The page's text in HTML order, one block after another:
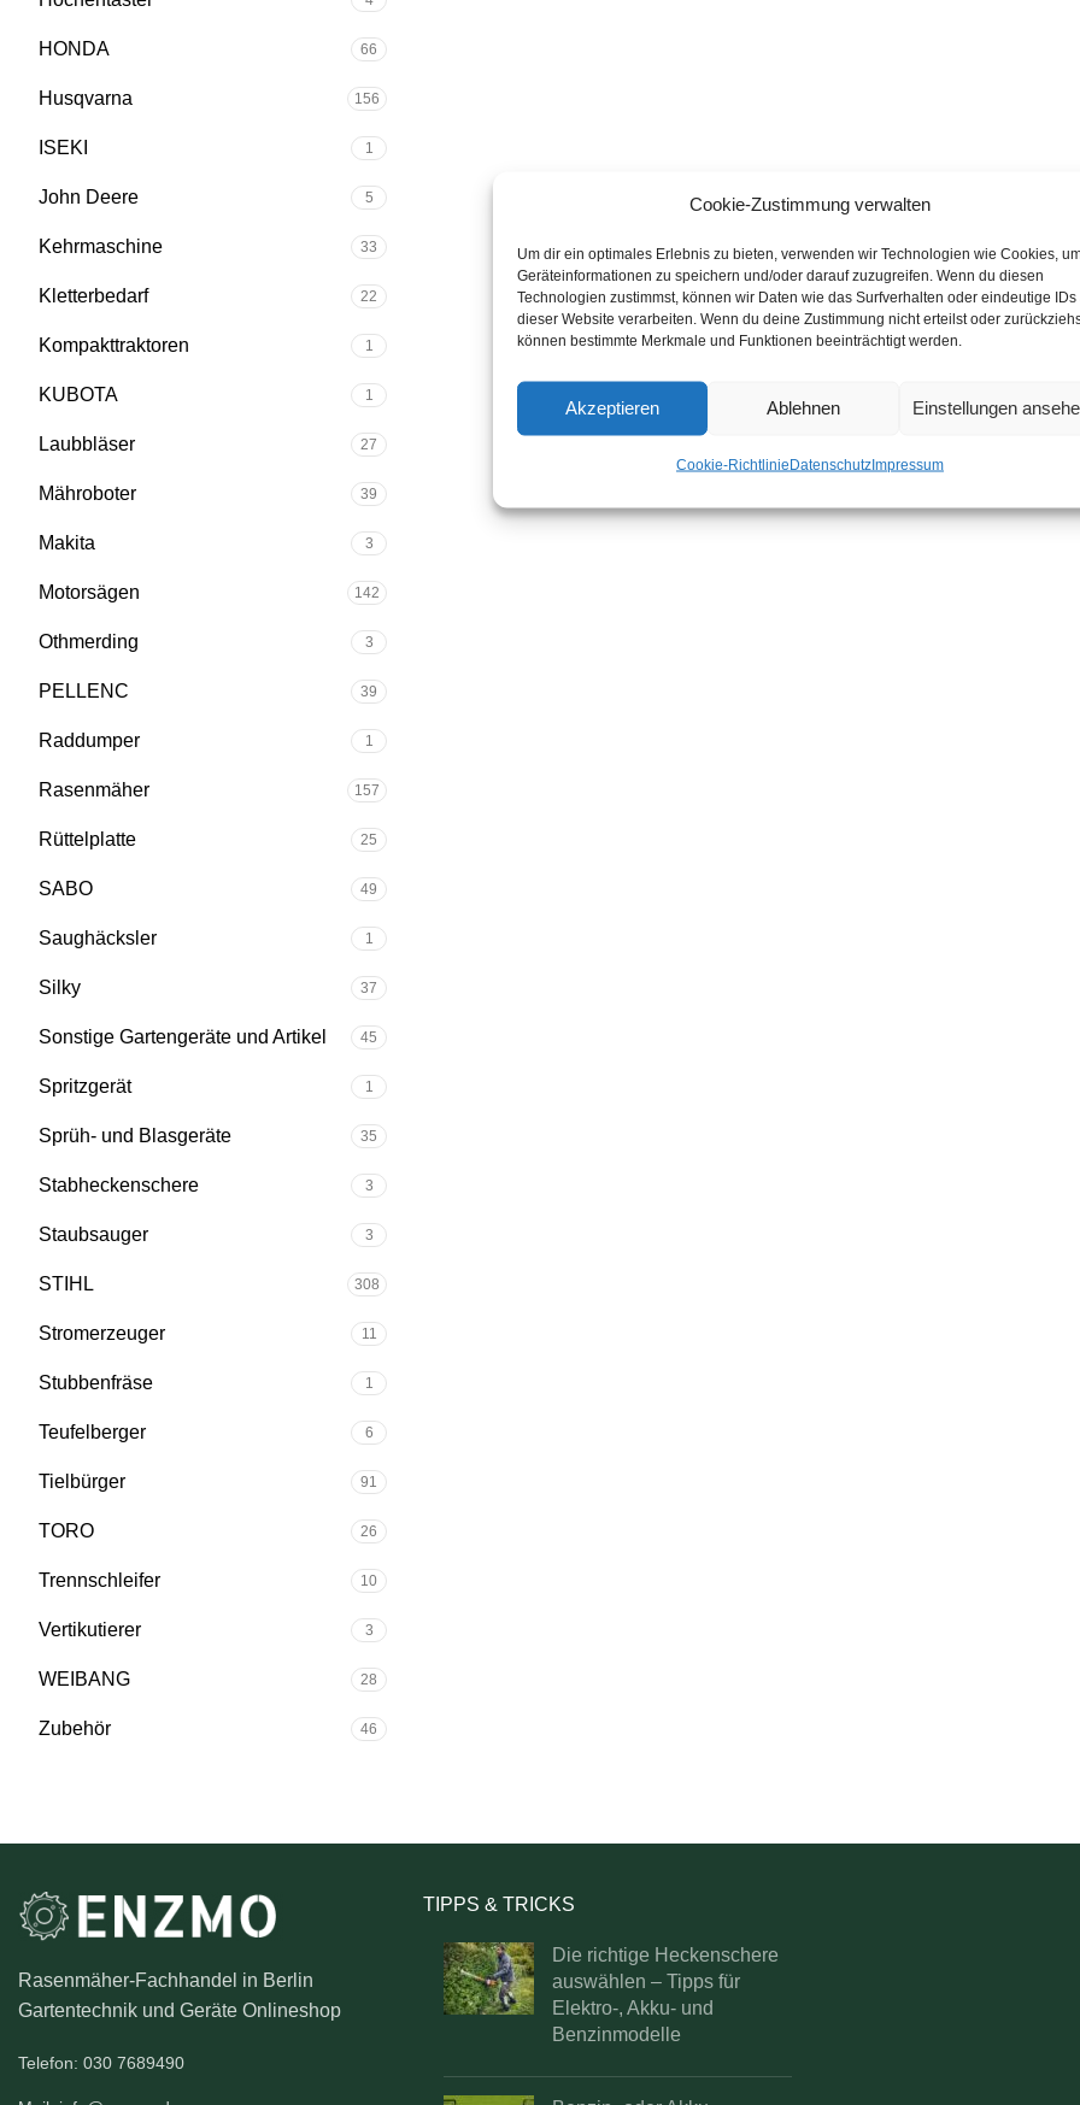
Cookie-Zustimmung verwalten
Um dir ein optimales Erlebnis zu bieten, verwenden wir Technologien wie Cookies,
Geräteinformationen zu speichern und/oder darauf zuzugreifen. Wenn du diesen
Technologien zustimmst, können wir Daten wie das Surfverhalten oder eindeutige IDs
dieser Website verarbeiten. Wenn du deine Zustimmung nicht erteilst oder
können bestimmte Merkmale und Funktionen beeinträchtigt werden.
Akzeptieren Ablehnen Einstellungen
Cookie-RichtlinieDatenschutzImpressum
HONDA 66
Husqvarna 156
ISEKI 1
John Deere 5
Kehrmaschine 33
Kletterbedarf 22
Kompakttraktoren 1
KUBOTA 1
Laubbläser 27
Mähroboter 39
Makita 3
Motorsägen 142
Othmerding 3
PELLENC 39
Raddumper 1
Rasenmäher 157
Rüttelplatte 25
SABO 49
Saughäcksler 1
Silky 37
Sonstige Gartengeräte und Artikel 45
Spritzgerät 1
Sprüh- und Blasgeräte 35
Stabheckenschere 3
Staubsauger 3
STIHL 308
Stromerzeuger 11
Stubbenfräse 1
Teufelberger 6
Tielbürger 91
TORO 26
Trennschleifer 10
Vertikutierer 3
WEIBANG 28
Zubehör 46
Rasenmäher-Fachhandel in Berlin
Gartentechnik und Geräte Onlineshop
Telefon: 030 7689490
TIPPS & TRICKS
Die richtige Heckenschere
auswählen – Tipps für
Elektro-, Akku- und
Benzinmodelle